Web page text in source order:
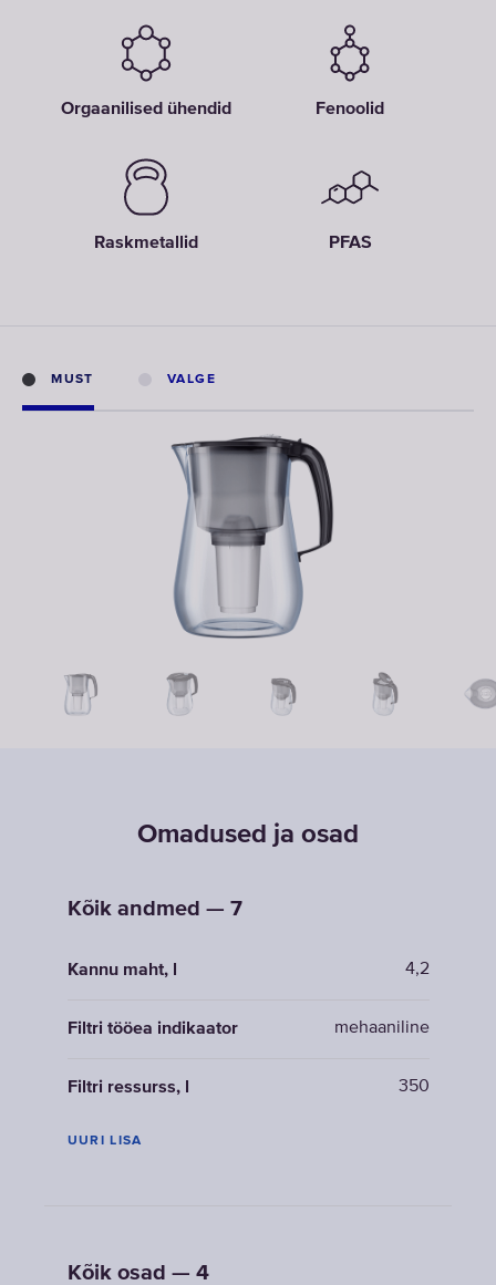
Orgaanilised ühendid Fenoolid
Raskmetallid PFAS
MUST VALGE
Omadused ja osad
Kõik andmed — 7
Kannu maht, l 4,2
Filtri tööea indikaator mehaaniline
Filtri ressurss, l 350
UURI LISA
Kõik osad — 4